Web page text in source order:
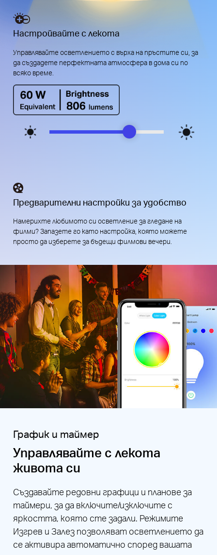
Настройвайте с лекота
Управлявайте осветлението с върха на пръстите си, за
да създадете перфектната атмосфера в дома си по
всяко време.
Предварителни настройки за удобство
Намерихте любимото си осветление за гледане на
филми? Запазете го като настройка, която можете
просто да изберете за бъдещи филмови вечери.
График и таймер
Управлявайте с лекота
живота си
Създавайте редовни графици и планове за
таймери, за да включите/изключите с
яркостта, която сте задали. Режимите
Изгрев и Залез позволяват осветлението да
се активира автоматично според вашата